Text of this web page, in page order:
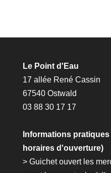
Le Point d'Eau
17 allée René Cassin
67540 Ostwald
03 88 30 17 17
Informations
horaires d'ouverture)
> Guichet ouvert les